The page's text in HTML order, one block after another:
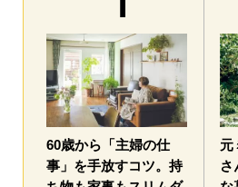
60歳から「主婦の仕
事」を手放すコツ。持
元
さ